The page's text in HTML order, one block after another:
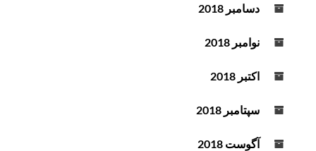
دسامبر 2018
نوامبر 2018
اکتبر 2018
سپتامبر 2018
آگوست 2018